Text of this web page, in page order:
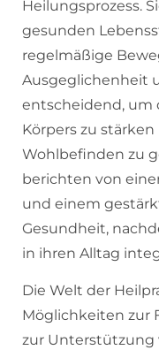
Heilungsprozess.
gesunden
regelmäßige
Ausgeglichenheit
entscheidend, um
Körpers zu
Wohlbefinden zu
berichten von
und einem
Gesundheit,
in ihren Alltag
Die Welt der
Möglichkeiten zur
zur